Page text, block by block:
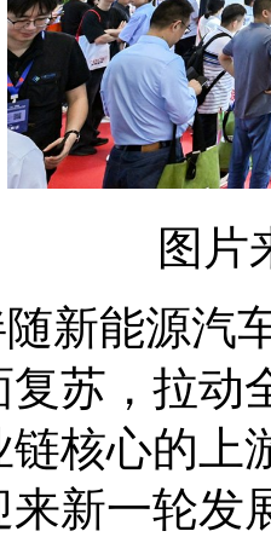
图片
随新能源汽
苏，拉动
核心的上
新一轮发